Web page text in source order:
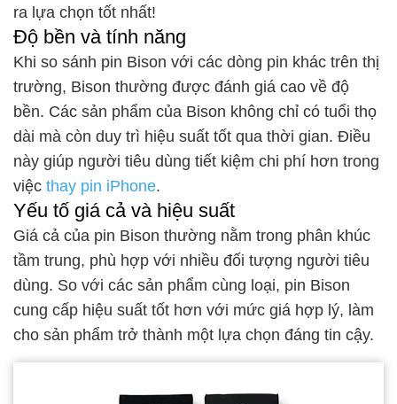
ra lựa chọn tốt nhất!
Độ bền và tính năng
Khi so sánh pin Bison với các dòng pin khác trên thị
trường, Bison thường được đánh giá cao về độ
bền. Các sản phẩm của Bison không chỉ có tuổi thọ
dài mà còn duy trì hiệu suất tốt qua thời gian. Điều
này giúp người tiêu dùng tiết kiệm chi phí hơn trong
việc thay pin iPhone.
Yếu tố giá cả và hiệu suất
Giá cả của pin Bison thường nằm trong phân khúc
tầm trung, phù hợp với nhiều đối tượng người tiêu
dùng. So với các sản phẩm cùng loại, pin Bison
cung cấp hiệu suất tốt hơn với mức giá hợp lý, làm
cho sản phẩm trở thành một lựa chọn đáng tin cậy.